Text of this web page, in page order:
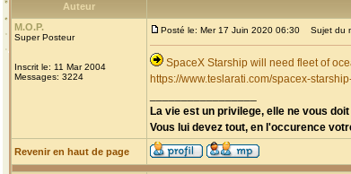
Auteur
M.O.P.
Super Posteur
Inscrit le: 11 Mar 2004
Messages: 3224
Posté le: Mer 17 Juin 2020 06:30 Sujet du
SpaceX Starship will need fleet of
https://www.teslarati.com/spacex-
La vie est un privilege, elle ne vous
Vous lui devez tout, en l'occurence
Revenir en haut de page